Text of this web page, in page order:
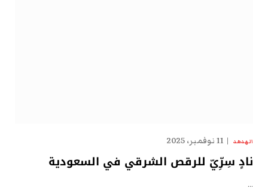
الهدهد 11 نوفمبر، 2025
نادٍ سِرِّيّ للرقص الشرقي في السعودية
…